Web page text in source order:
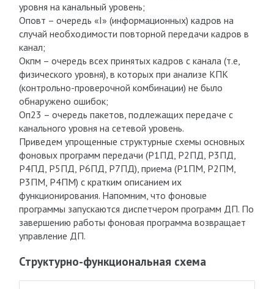
уровня на канальный уровень;
Оповт – очередь «I» (информационных) кадров на
случай необходимости повторной передачи кадров в
канал;
Окпм – очередь всех принятых кадров с канала (т.е,
физического уровня), в которых при анализе КПК
(контрольно-проверочной комбинации) не было
обнаружено ошибок;
Оп23 – очередь пакетов, подлежащих передаче с
канального уровня на сетевой уровень.
Приведем упрощенные структурные схемы основных
фоновых программ передачи (P1ПД, P2ПД, P3ПД,
P4ПД, P5ПД, P6ПД, P7ПД), приема (P1ПМ, P2ПМ,
P3ПМ, P4ПМ) с кратким описанием их
функционирования. Напомним, что фоновые
программы запускаются диспетчером программ ДП. По
завершению работы фоновая программа возвращает
управление ДП.
Структурно-функциональная схема